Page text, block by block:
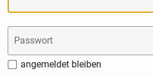
Passwort
angemeldet bleiben